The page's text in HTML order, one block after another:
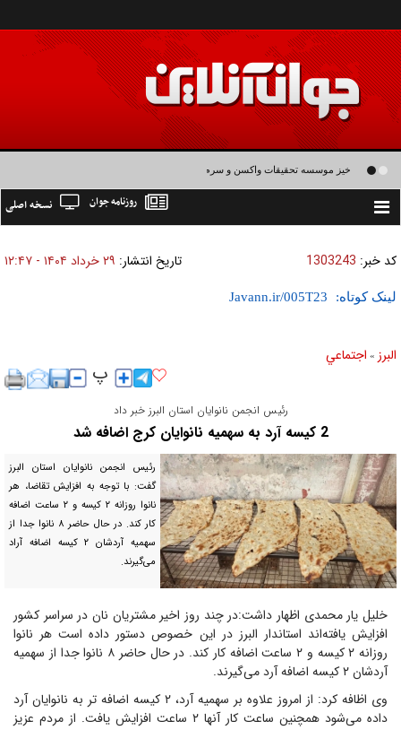
خیز موسسه تحقیقات واکسن و سرم سازی رازی برای تولید واکسن های نسل سوم و
Toggle
نسخه اصلی روزنامه جوان
کد خبر: 1303243 تاریخ انتشار: ۲۹ خرداد ۱۴۰۴ - ۱۲:۴۷
لینک کوتاه:
البرز » اجتماعي
رئیس انجمن نانوایان استان البرز خبر داد
2 کیسه آرد به سهمیه نانوایان کرج اضافه شد
رئیس انجمن نانوایان استان البرز
گفت: با توجه به افزایش تقاضا، هر
نانوا روزانه ۲ کیسه و ۲ ساعت اضافه
کار کند. در حال حاضر ۸ نانوا جدا از
سهمیه آردشان ۲ کیسه اضافه آراد
می‌گیرند.
خلیل یار محمدی اظهار داشت:‌در چند روز اخیر مشتریان نان در سراسر کشور
افزایش یافته‌اند استاندار البرز در این خصوص دستور داده است هر نانوا
روزانه ۲ کیسه و ۲ ساعت اضافه کار کند. در حال حاضر ۸ نانوا جدا از سهمیه
آردشان ۲ کیسه اضافه آرد می‌گیرند.
وی اظافه کرد: از امروز علاوه بر سهمیه آرد، ۲ کیسه اضافه تر به نانوایان آرد
داده می‌شود همچنین ساعت کار آنها ۲ ساعت افزایش یافت. از مردم عزیز